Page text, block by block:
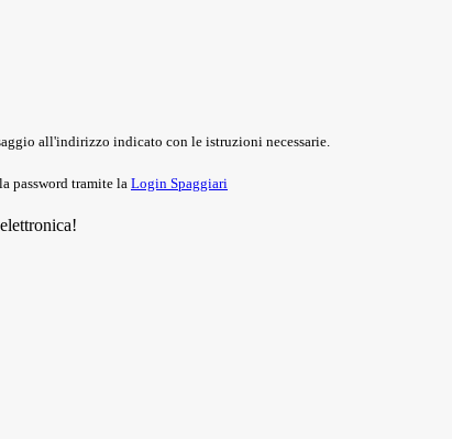
all'indirizzo indicato con le istruzioni necessarie.
password tramite la Login Spaggiari